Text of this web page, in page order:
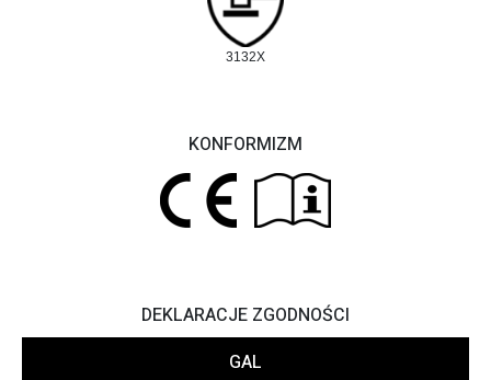
3132X
KONFORMIZM
DEKLARACJE ZGODNOŚCI
GAL